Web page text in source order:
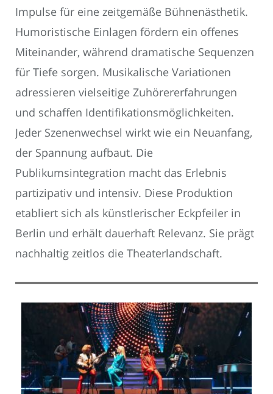
Impulse für eine zeitgemäße Bühnenästhetik.
Humoristische Einlagen fördern ein offenes
Miteinander, während dramatische Sequenzen
für Tiefe sorgen. Musikalische Variationen
adressieren vielseitige Zuhörererfahrungen
und schaffen Identifikationsmöglichkeiten.
Jeder Szenenwechsel wirkt wie ein Neuanfang,
der Spannung aufbaut. Die
Publikumsintegration macht das Erlebnis
partizipativ und intensiv. Diese Produktion
etabliert sich als künstlerischer Eckpfeiler in
Berlin und erhält dauerhaft Relevanz. Sie prägt
nachhaltig zeitlos die Theaterlandschaft.